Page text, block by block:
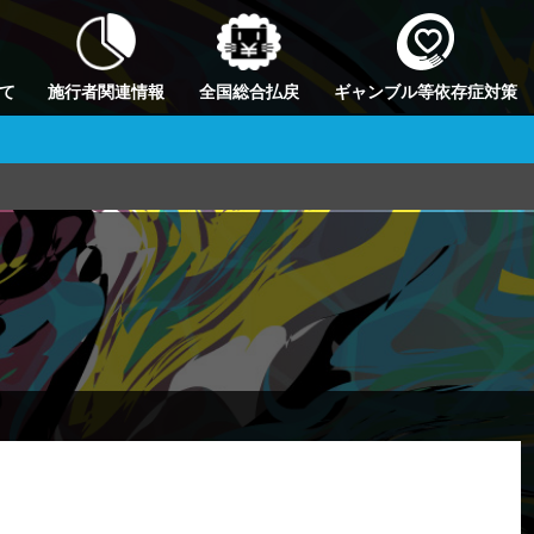
施行者関連情報 全国総合払戻 ギャンブル等依存症対策